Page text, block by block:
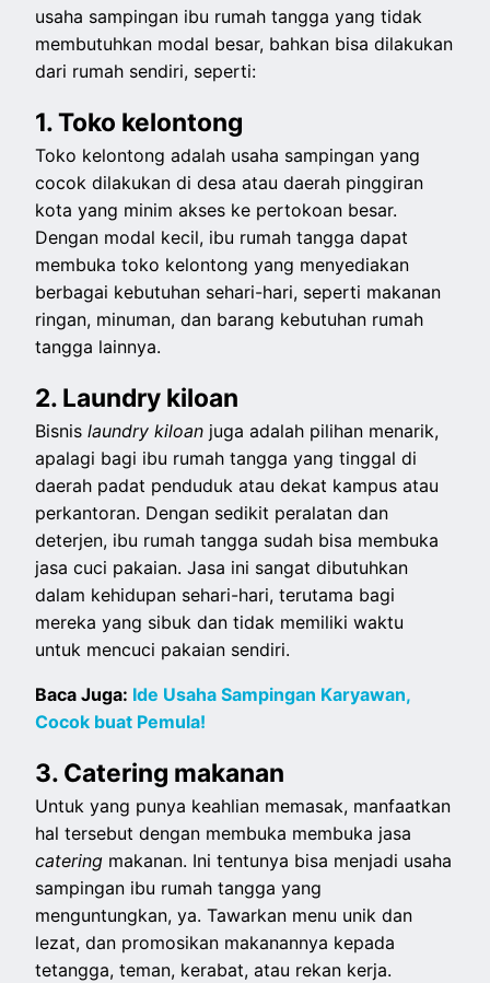
usaha sampingan ibu rumah tangga yang tidak
membutuhkan modal besar, bahkan bisa dilakukan
dari rumah sendiri, seperti:
1. Toko kelontong
Toko kelontong adalah usaha sampingan yang
cocok dilakukan di desa atau daerah pinggiran
kota yang minim akses ke pertokoan besar.
Dengan modal kecil, ibu rumah tangga dapat
membuka toko kelontong yang menyediakan
berbagai kebutuhan sehari-hari, seperti makanan
ringan, minuman, dan barang kebutuhan rumah
tangga lainnya.
2. Laundry kiloan
Bisnislaundry kiloan juga adalah pilihan menarik,
apalagi bagi ibu rumah tangga yang tinggal di
daerah padat penduduk atau dekat kampus atau
perkantoran. Dengan sedikit peralatan dan
deterjen, ibu rumah tangga sudah bisa membuka
jasa cuci pakaian. Jasa ini sangat dibutuhkan
dalam kehidupan sehari-hari, terutama bagi
mereka yang sibuk dan tidak memiliki waktu
untuk mencuci pakaian sendiri.
Baca Juga: Ide Usaha Sampingan Karyawan,
Cocok buat Pemula!
3. Catering makanan
Untuk yang punya keahlian memasak, manfaatkan
hal tersebut dengan membuka membuka jasa
catering makanan. Ini tentunya bisa menjadi usaha
sampingan ibu rumah tangga yang
menguntungkan, ya. Tawarkan menu unik dan
lezat, dan promosikan makanannya kepada
tetangga, teman, kerabat, atau rekan kerja.